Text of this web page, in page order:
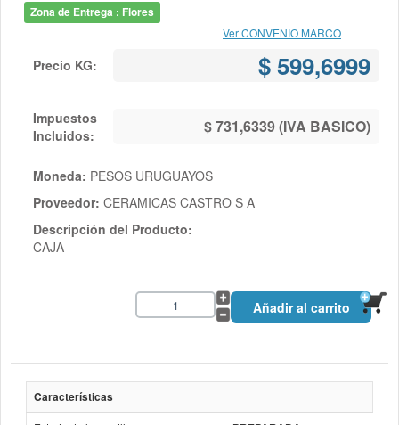
Zona de Entrega : Flores
Ver CONVENIO MARCO
Precio KG: $ 599,6999
Impuestos
Incluidos:
$ 731,6339 (IVA BASICO)
Moneda: PESOS URUGUAYOS
Proveedor: CERAMICAS CASTRO S A
Descripción del Producto:
CAJA
Características